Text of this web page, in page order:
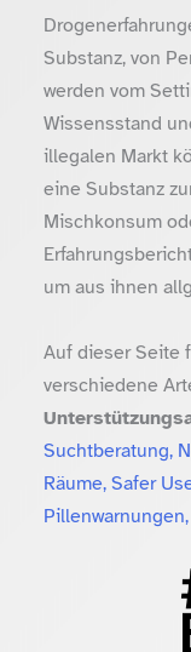
Substanz, von
werden vom
Wissensstand
illegalen Markt
eine Substanz
Mischkonsum
um aus ihnen
Auf dieser Seite
verschiedene
Suchtberatung,
Räume, Safer